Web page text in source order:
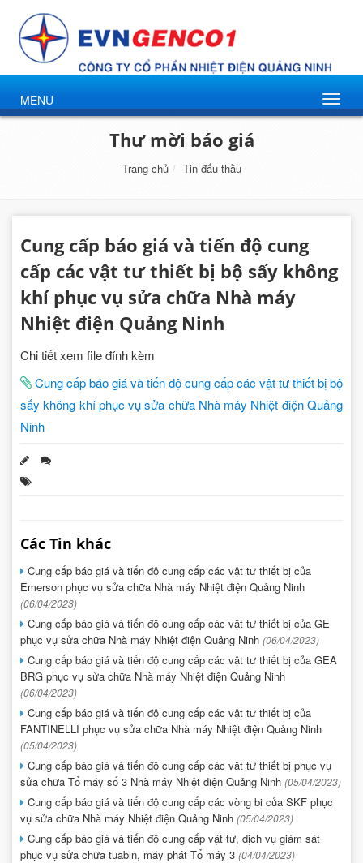
MENU
Thư mời báo giá
Trang chủ Tin đấu thầu
Cung cấp báo giá và tiến độ cung
cấp các vật tư thiết bị bộ sấy không
khí phục vụ sửa chữa Nhà máy
Nhiệt điện Quảng Ninh
Chi tiết xem file đính kèm
Cung cấp báo giá và tiến độ cung cấp các vật tư thiết bị bộ
sấy không khí phục vụ sửa chữa Nhà máy Nhiệt điện Quảng
Ninh
Các Tin khác
Cung cấp báo giá và tiến độ cung cấp các vật tư thiết bị của
Emerson phục vụ sửa chữa Nhà máy Nhiệt điện Quảng Ninh
(06/04/2023)
Cung cấp báo giá và tiến độ cung cấp các vật tư thiết bị của GE
phục vụ sửa chữa Nhà máy Nhiệt điện Quảng Ninh (06/04/2023)
Cung cấp báo giá và tiến độ cung cấp các vật tư thiết bị của GEA
BRG phục vụ sửa chữa Nhà máy Nhiệt điện Quảng Ninh
(06/04/2023)
Cung cấp báo giá và tiến độ cung cấp các vật tư thiết bị của
FANTINELLI phục vụ sửa chữa Nhà máy Nhiệt điện Quảng Ninh
(05/04/2023)
Cung cấp báo giá và tiến độ cung cấp các vật tư thiết bị phục vụ
sửa chữa Tổ máy số 3 Nhà máy Nhiệt điện Quảng Ninh (05/04/2023)
Cung cấp báo giá và tiến độ cung cấp các vòng bi của SKF phục
vụ sửa chữa Nhà máy Nhiệt điện Quảng Ninh (05/04/2023)
Cung cấp báo giá và tiến độ cung cấp vật tư, dịch vụ giám sát
phục vụ sửa chữa tuabin, máy phát Tổ máy 3 (04/04/2023)